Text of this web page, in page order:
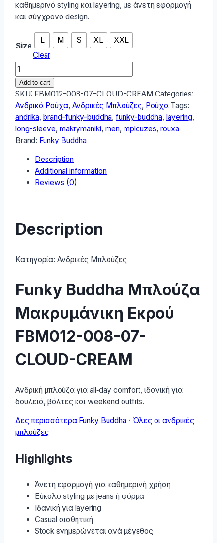
καθημερινό styling και layering, με άνετη εφαρμογή
και σύγχρονο design.
Size
L M S XL XXL
Clear
Funky
Buddha
Ανδρική
Μπλούζα
FBM012-
008-
07-
CREAM
quantity
Add to cart
SKU: FBM012-008-07-CLOUD-CREAM Categories:
Ανδρικά Ρούχα, Ανδρικές Μπλούζες, Ρούχα Tags:
andrika, brand-funky-buddha, funky-buddha, layering,
long-sleeve, makrymaniki, men, mplouzes, rouxa
Brand: Funky Buddha
Description
Additional information
Reviews (0)
Description
Κατηγορία: Ανδρικές Μπλούζες
Funky Buddha Μπλούζα
Μακρυμάνικη Εκρού
FBM012-008-07-
CLOUD-CREAM
Ανδρική μπλούζα για all‑day comfort, ιδανική για
δουλειά, βόλτες και weekend outfits.
Δες περισσότερα Funky Buddha · Όλες οι ανδρικές
μπλούζες
Highlights
Άνετη εφαρμογή για καθημερινή χρήση
Εύκολο styling με jeans ή φόρμα
Ιδανική για layering
Casual αισθητική
Stock ενημερώνεται ανά μέγεθος